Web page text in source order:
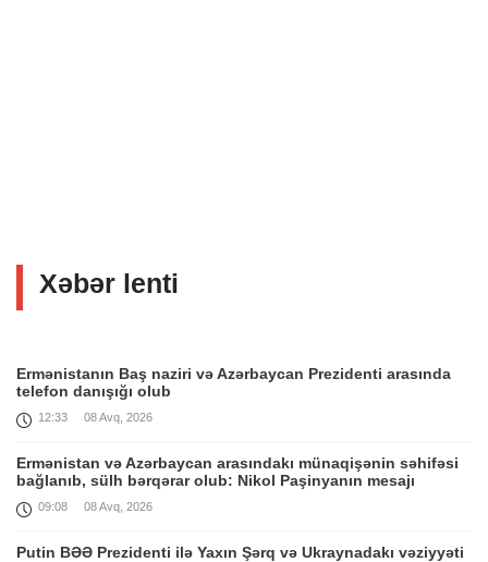
Xəbər lenti
Ermənistanın Baş naziri və Azərbaycan Prezidenti arasında
telefon danışığı olub
12:33 08 Avq, 2026
Ermənistan və Azərbaycan arasındakı münaqişənin səhifəsi
bağlanıb, sülh bərqərar olub: Nikol Paşinyanın mesajı
09:08 08 Avq, 2026
Putin BƏƏ Prezidenti ilə Yaxın Şərq və Ukraynadakı vəziyyəti